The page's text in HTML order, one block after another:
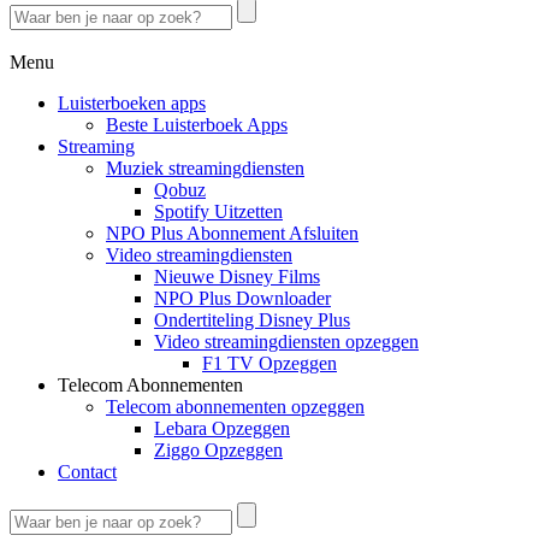
Menu
Luisterboeken apps
Beste Luisterboek Apps
Streaming
Muziek streamingdiensten
Qobuz
Spotify Uitzetten
NPO Plus Abonnement Afsluiten
Video streamingdiensten
Nieuwe Disney Films
NPO Plus Downloader
Ondertiteling Disney Plus
Video streamingdiensten opzeggen
F1 TV Opzeggen
Telecom Abonnementen
Telecom abonnementen opzeggen
Lebara Opzeggen
Ziggo Opzeggen
Contact